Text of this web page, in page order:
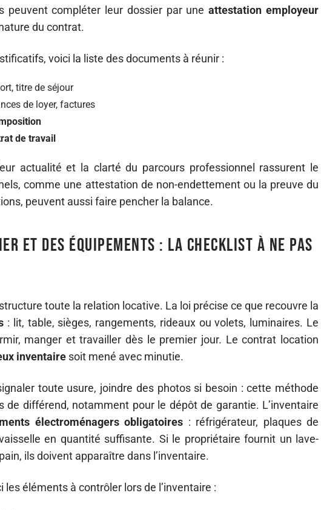
peuvent compléter leur dossier par uneattestation employeur
du contrat.
voici la liste des documents à réunir :
titre de séjour
de loyer, factures
de travail
actualité et la clarté du parcours professionnel rassurent le
comme une attestation de non-endettement ou la preuve du
peuvent aussi faire pencher la balance.
et des équipements : la checklist à ne pas
structure toute la relation locative. La loi précise ce que recouvre la
: lit, table, sièges, rangements, rideaux ou volets, luminaires. Le
manger et travailler dès le premier jour. Le contrat location
inventaire soit mené avec minutie.
toute usure, joindre des photos si besoin : cette méthode
de différend, notamment pour le dépôt de garantie. L’inventaire
électroménagers obligatoires : réfrigérateur, plaques de
en quantité suffisante. Si le propriétaire fournit un lave-
ils doivent apparaître dans l’inventaire.
éléments à contrôler lors de l’inventaire :